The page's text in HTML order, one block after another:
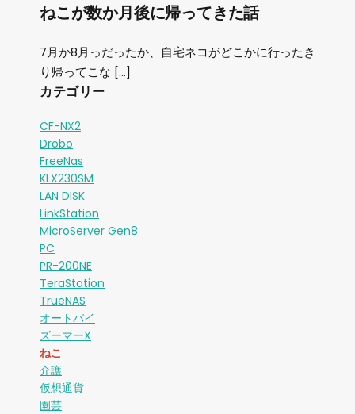
ねこが数か月後に帰ってきた話
7月か8月っだったか、自宅ネコがどこかに行ったき
り帰ってこな […]
カテゴリー
CF-NX2
Drobo
FreeNas
KLX230SM
LAN DISK
LinkStation
MicroServer Gen8
PC
PR-200NE
TeraStation
TrueNAS
オートバイ
ズーマーX
ねこ
介護
仮想通貨
園芸